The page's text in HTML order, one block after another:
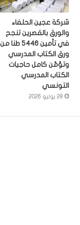
شركة عجين الحلفاء
والورق بالقصرين تنجح
في تأمين 5446 طنا من
ورق الكتاب المدرسي
وتؤمّن كامل حاجيات
الكتاب المدرسي
التونسي
28 يوليو 2026